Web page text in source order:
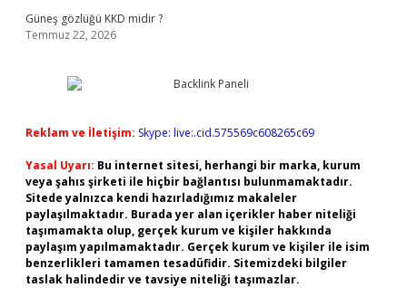
Güneş gözlüğü KKD midir ?
Temmuz 22, 2026
Reklam ve İletişim: Skype: live:.cid.575569c608265c69
Yasal Uyarı: Bu internet sitesi, herhangi bir marka, kurum
veya şahıs şirketi ile hiçbir bağlantısı bulunmamaktadır.
Sitede yalnızca kendi hazırladığımız makaleler
paylaşılmaktadır. Burada yer alan içerikler haber niteliği
taşımamakta olup, gerçek kurum ve kişiler hakkında
paylaşım yapılmamaktadır. Gerçek kurum ve kişiler ile isim
benzerlikleri tamamen tesadüfidir. Sitemizdeki bilgiler
taslak halindedir ve tavsiye niteliği taşımazlar.